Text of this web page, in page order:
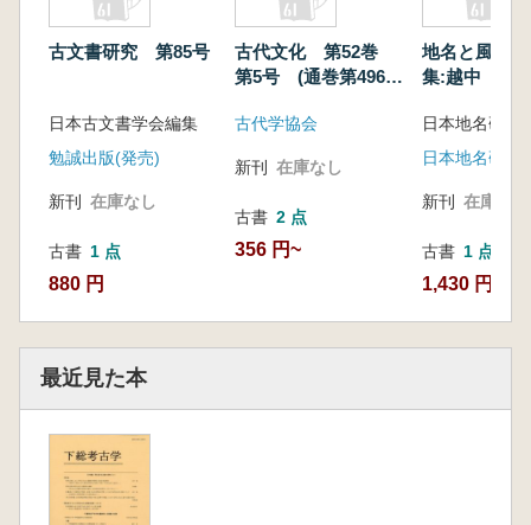
古文書研究 第85号
日本古文書学会編集
勉誠出版(発売)
新刊 在庫なし
古書 1 点
880 円
古代文化 第52巻
第5号 (通巻第496
古代学協会
新刊 在庫なし
古書 2 点
356 円~
地名と風
集:越中 越
日本地名研
日本地名研究
新刊 在庫なし
古書 1 点
1,430 円
最近見た本